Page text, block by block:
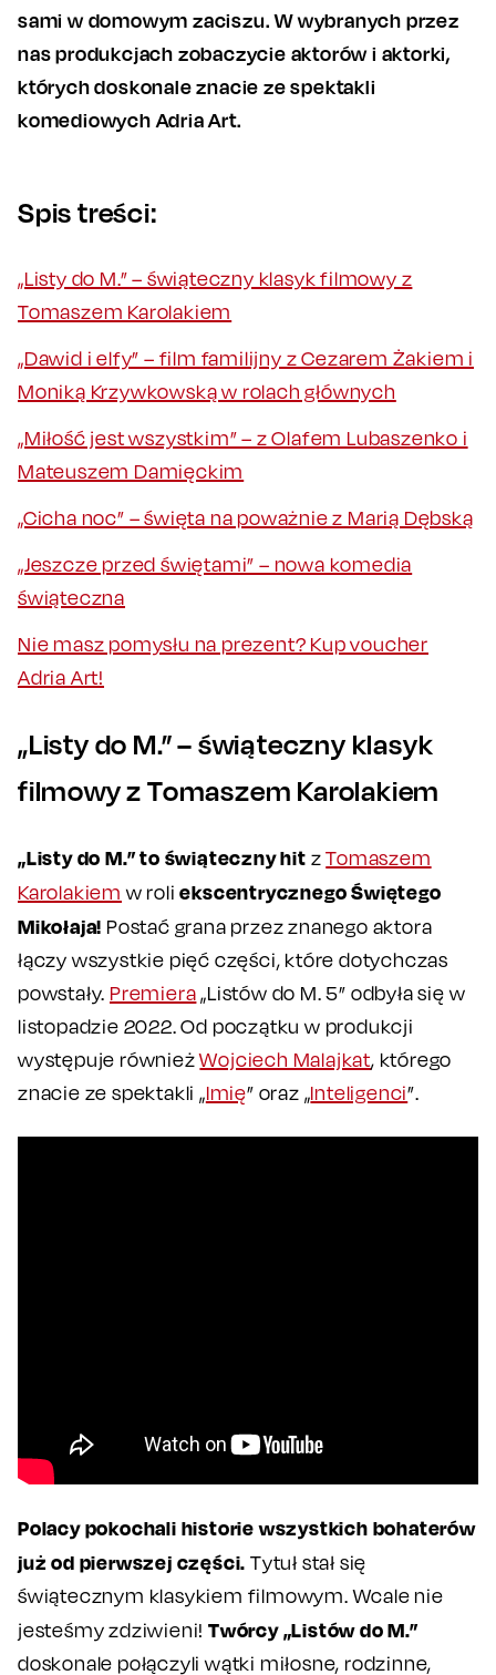
sami w domowym zaciszu. W wybranych przez
nas produkcjach zobaczycie aktorów i aktorki,
których doskonale znacie ze spektakli
komediowych Adria Art.
Spis treści:
„Listy do M.” – świąteczny klasyk filmowy z
Tomaszem Karolakiem
„Dawid i elfy” – film familijny z Cezarem Żakiem i
Moniką Krzywkowską w rolach głównych
„Miłość jest wszystkim” – z Olafem Lubaszenko i
Mateuszem Damięckim
„Cicha noc” – święta na poważnie z Marią Dębską
„Jeszcze przed świętami” – nowa komedia
świąteczna
Nie masz pomysłu na prezent? Kup voucher
Adria Art!
„Listy do M.” – świąteczny klasyk
filmowy z Tomaszem Karolakiem
„Listy do M.” to świąteczny hit zTomaszem
Karolakiem w roliekscentrycznego Świętego
Mikołaja! Postać grana przez znanego aktora
łączy wszystkie pięć części, które dotychczas
powstały. Premiera„Listów do M. 5” odbyła się w
listopadzie 2022. Od początku w produkcji
występuje równieżWojciech Malajkat, którego
znacie ze spektakli „Imię” oraz „Inteligenci”.
Polacy pokochali historie wszystkich bohaterów
już od pierwszej części. Tytuł stał się
świątecznym klasykiem filmowym. Wcale nie
jesteśmy zdziwieni!Twórcy „Listów do M.”
doskonale połączyli wątki miłosne, rodzinne,